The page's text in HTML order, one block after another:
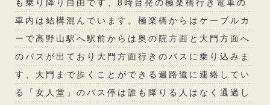
も乗り降り自由です、8時台発の極楽橋行き電車の
車内は結構混んでいます。極楽橋からはケーブルカ
ーで高野山駅へ駅前からは奥の院方面と大門方面へ
のバスが出ており大門方面行きのバスに乗り込みま
す、大門まで歩くことができる遍路道に連絡してい
る「女人堂」のバス停は誰も降りる人はなく通過し